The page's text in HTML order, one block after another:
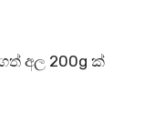
අල 200g ක්